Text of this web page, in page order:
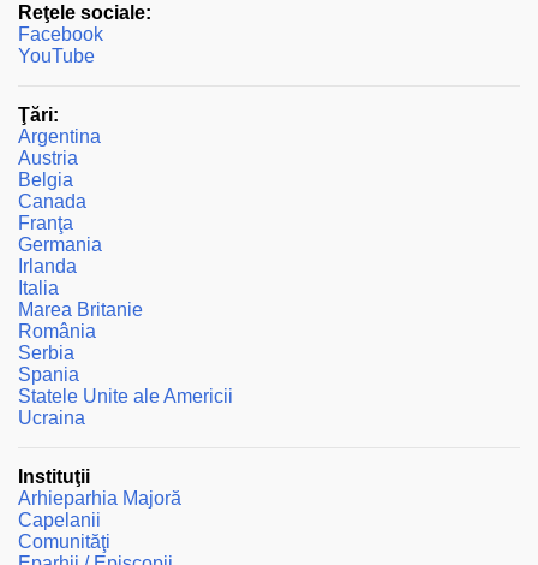
i
i
Reţele sociale:
Facebook
YouTube
Ţări:
Argentina
Austria
Belgia
Canada
Franţa
Germania
Irlanda
Italia
Marea Britanie
România
Serbia
Spania
Statele Unite ale Americii
Ucraina
Instituţii
Arhieparhia Majoră
Capelanii
Comunităţi